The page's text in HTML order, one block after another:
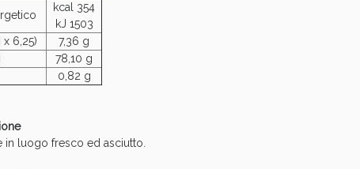
kcal 354
kJ 1503
x 6,25)
7,36 g
78,10 g
0,82 g
in luogo fresco ed asciutto.